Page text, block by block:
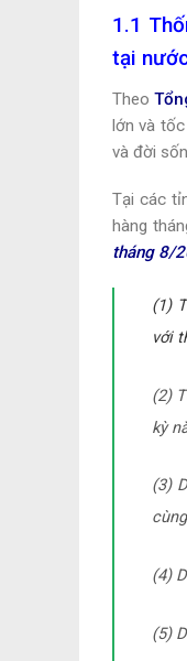
1.1
tại
Theo
lớn và
và đời
Tại các
hàng
tháng 8/
(1)
với
(2)
kỳ
(3)
(4)
(5)